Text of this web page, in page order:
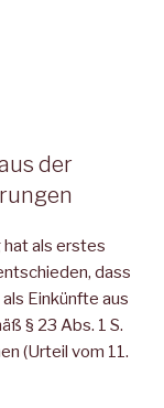
der
als erstes
dass
Einkünfte aus
§ 23 Abs. 1 S.
(Urteil vom 11.